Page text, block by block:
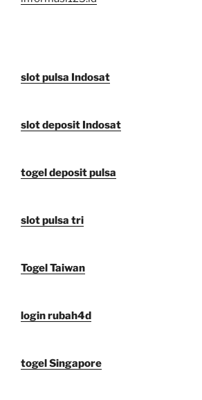
slot pulsa Indosat
slot deposit Indosat
togel deposit pulsa
slot pulsa tri
Togel Taiwan
login rubah4d
togel Singapore